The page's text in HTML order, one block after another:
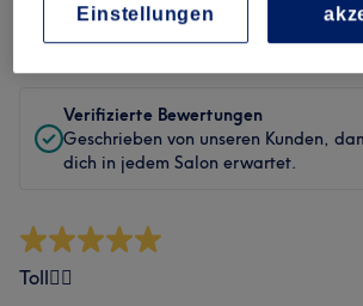
Bewertung
Verifizierte Bewertungen
Geschrieben von unseren Kunden,
dich in jedem Salon erwartet.
Toll👍🏻
Einstellungen